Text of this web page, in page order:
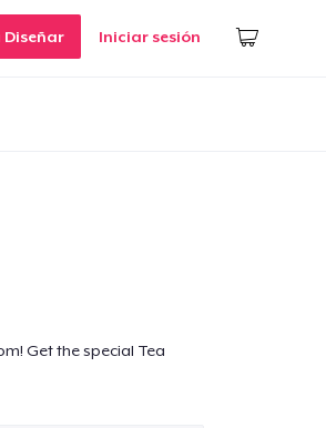
Diseñar Iniciar sesión
Get the special Tea